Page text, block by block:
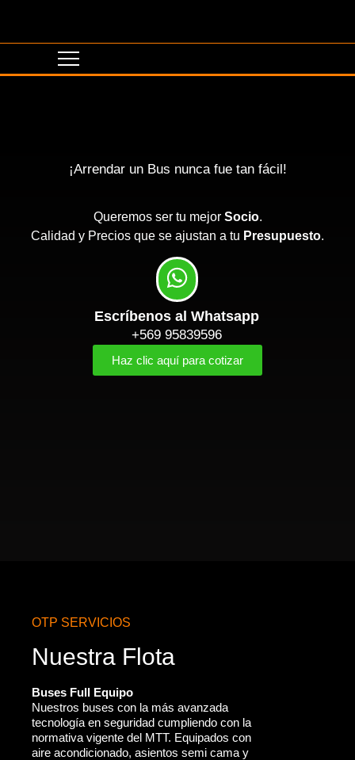
¡Arrendar un Bus nunca fue tan fácil!
Queremos ser tu mejor Socio.
Calidad y Precios que se ajustan a tu Presupuesto.
Escríbenos al Whatsapp
+569 95839596
Haz clic aquí para cotizar
OTP SERVICIOS
Nuestra Flota
Buses Full Equipo
Nuestros buses con la más avanzada
tecnología en seguridad cumpliendo con la
normativa vigente del MTT. Equipados con
aire acondicionado, asientos semi cama y